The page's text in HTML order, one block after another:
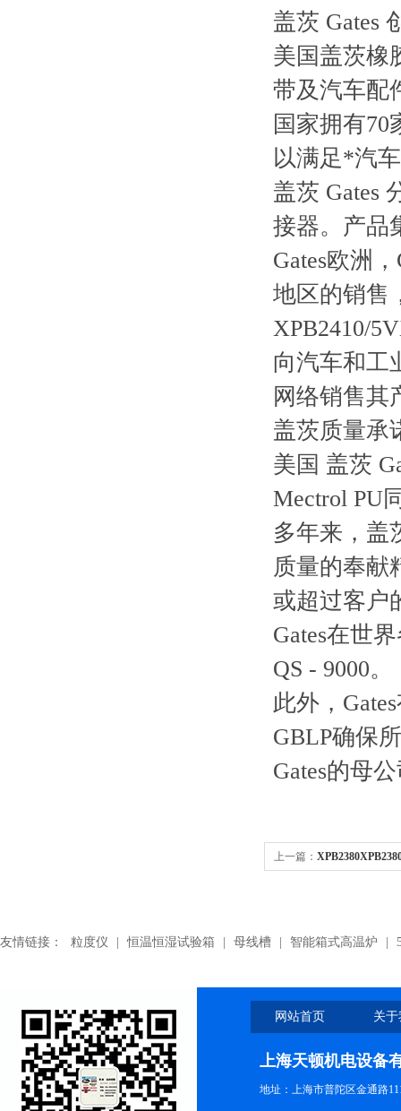
盖茨 Gates
美国盖茨橡
带及汽车配
国家拥有
以满足*汽
盖茨 Gates
接器。产品
Gates欧洲
地区的销售
XPB2410/
向汽车和工
网络销售其
盖茨质量承
美国 盖茨
Mectrol PU
多年来，盖
质量的奉献
或超过客户
Gates在世
QS - 9000。
此外，
GBLP确保
Gates的母
上一篇：
友情链接： 粒度仪 恒温恒湿试验箱 母线槽 智能箱式高温炉
网站首页 关
上海天顿机电设备
地址：上海市普陀区金通路